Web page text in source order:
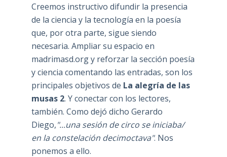
Creemos instructivo difundir la presencia
de la ciencia y la tecnología en la poesía
que, por otra parte, sigue siendo
necesaria. Ampliar su espacio en
madrimasd.org y reforzar la sección poesía
y ciencia comentando las entradas, son los
principales objetivos de La alegría de las
musas 2. Y conectar con los lectores,
también. Como dejó dicho Gerardo
Diego,"...una sesión de circo se iniciaba/
en la constelación decimoctava". Nos
ponemos a ello.